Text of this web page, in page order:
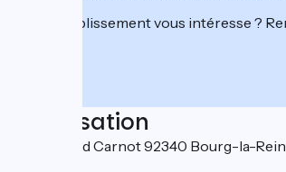
Cet établissement vous intéresse ?
Localisation
1 Boulevard Carnot 92340 Bourg-la-